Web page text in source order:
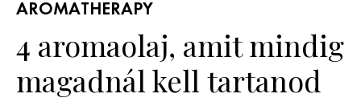
SZÉPSÉG
KULTÚRA
AROMATHERAPY
4 aromaolaj, amit mindig
magadnál kell tartanod